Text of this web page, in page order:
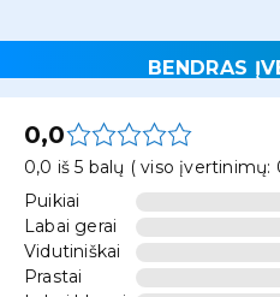
BENDRAS
0,0
0,0 iš 5 balų ( viso įvertinimų:
Puikiai
Labai gerai
Vidutiniškai
Prastai